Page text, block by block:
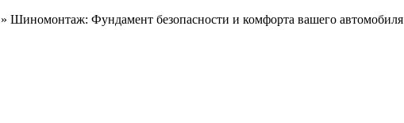
» Шиномонтаж: Фундамент безопасности и комфорта вашего автомобиля